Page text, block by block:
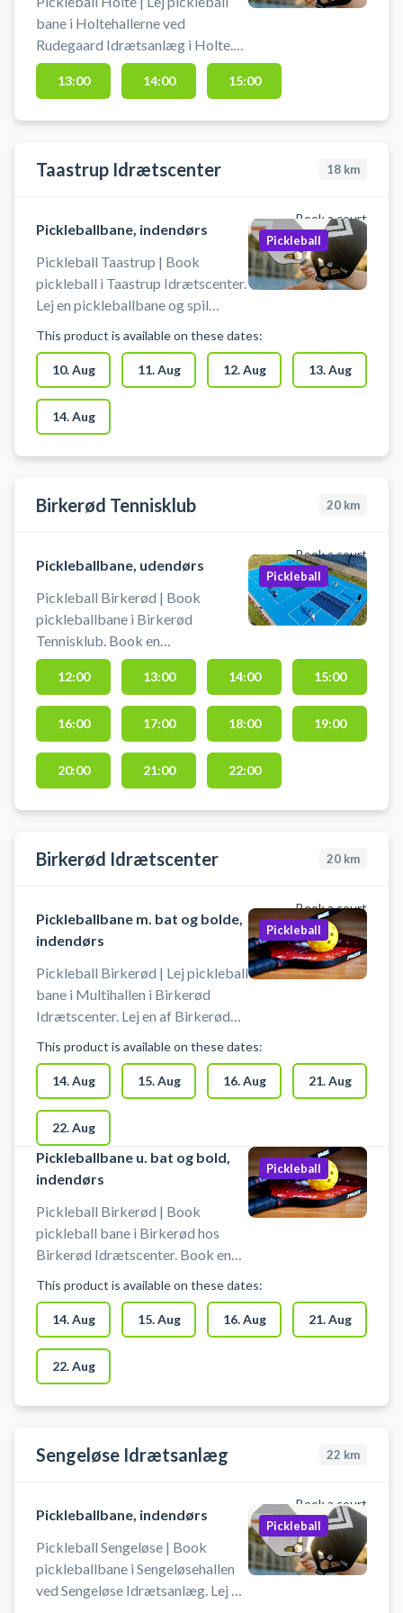
bane i Holtehallerne ved
Rudegaard Idrætsanlæg i Holte.
Lej en af Rudegaard Idrætsanlægs
indendørs pickleball baner i
spillere.
13:00 14:00 15:00
Taastrup Idrætscenter 18 km
Book a court
Pickleballbane, indendørs
Pickleball Taastrup | Book
pickleball i Taastrup Idrætscenter.
Lej en pickleballbane og spil
selv bat og bolde, når du booker
en pickleballbane i Taastrup
Idrætscenter. Du finder gratis
parkering lige ved idrætscentret.
Pickleball
This product is available on these dates:
10. Aug 11. Aug 12. Aug 13. Aug
14. Aug
Birkerød Tennisklub 20 km
Book a court
Pickleballbane, udendørs
Pickleball Birkerød | Book
pickleballbane i Birkerød
Tennisklub. Book en
pickleballbane og spil pickleball i
Birkerød på de 3 nyanlagt
udendørs pickleballbaner
beliggende ved tennisklubben i
Birkerød.
Pickleball
12:00 13:00 14:00 15:00
16:00 17:00 18:00 19:00
20:00 21:00 22:00
Birkerød Idrætscenter 20 km
Book a court
Pickleballbane m. bat og bolde,
indendørs
Pickleball Birkerød | Lej pickleball
bane i Multihallen i Birkerød
Idrætscenter. Lej en af Birkerød
multihallen og spil pickleball.
Pickleball bane er med bolde og
bat til 4 pickleball spillere.
Pickleball
This product is available on these dates:
14. Aug 15. Aug 16. Aug 21. Aug
22. Aug
Pickleballbane u. bat og bold,
indendørs
Pickleball Birkerød | Book
pickleball bane i Birkerød hos
Birkerød Idrætscenter. Book en
Birkerød Idrætscenters multihal.
Pickleball
This product is available on these dates:
14. Aug 15. Aug 16. Aug 21. Aug
22. Aug
Sengeløse Idrætsanlæg 22 km
Book a court
Pickleballbane, indendørs
Pickleball Sengeløse | Book
pickleballbane i Sengeløsehallen
ved Sengeløse Idrætsanlæg. Lej en
Pickleball